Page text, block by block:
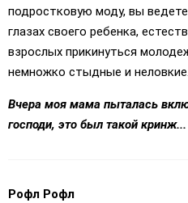
подростковую моду, вы
глазах своего ребенка,
взрослых прикинуться
немножко стыдные и
Вчера моя мама пыталась
господи, это был такой кринж...
Рофл Рофл